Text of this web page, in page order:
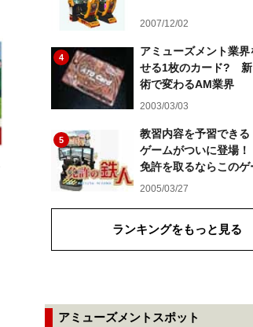
2007/12/02
4
アミューズメント業界
せる1枚のカード? 新
術で変わるAM業界
2003/03/03
5
教習内容を予習できる
ゲームがついに登場
免許を取るならこのゲ
2005/03/27
ランキングをもっと見る
アミューズメントスポット